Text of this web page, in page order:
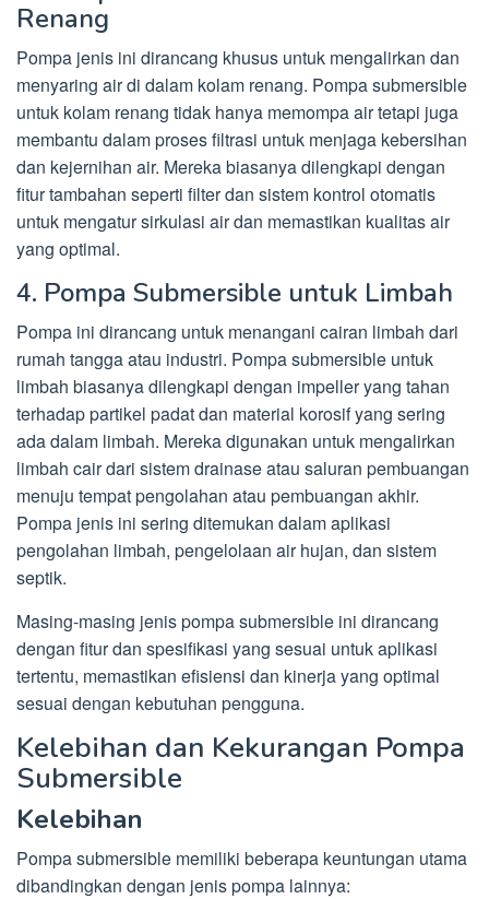
Renang
Pompa jenis ini dirancang khusus untuk mengalirkan dan
menyaring air di dalam kolam renang. Pompa submersible
untuk kolam renang tidak hanya memompa air tetapi juga
membantu dalam proses filtrasi untuk menjaga kebersihan
dan kejernihan air. Mereka biasanya dilengkapi dengan
fitur tambahan seperti filter dan sistem kontrol otomatis
untuk mengatur sirkulasi air dan memastikan kualitas air
yang optimal.
4. Pompa Submersible untuk Limbah
Pompa ini dirancang untuk menangani cairan limbah dari
rumah tangga atau industri. Pompa submersible untuk
limbah biasanya dilengkapi dengan impeller yang tahan
terhadap partikel padat dan material korosif yang sering
ada dalam limbah. Mereka digunakan untuk mengalirkan
limbah cair dari sistem drainase atau saluran pembuangan
menuju tempat pengolahan atau pembuangan akhir.
Pompa jenis ini sering ditemukan dalam aplikasi
pengolahan limbah, pengelolaan air hujan, dan sistem
septik.
Masing-masing jenis pompa submersible ini dirancang
dengan fitur dan spesifikasi yang sesuai untuk aplikasi
tertentu, memastikan efisiensi dan kinerja yang optimal
sesuai dengan kebutuhan pengguna.
Kelebihan dan Kekurangan Pompa
Submersible
Kelebihan
Pompa submersible memiliki beberapa keuntungan utama
dibandingkan dengan jenis pompa lainnya: